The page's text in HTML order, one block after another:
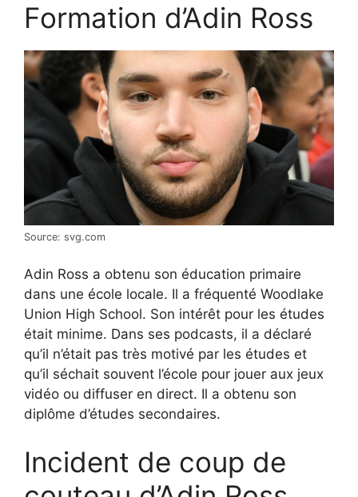
Formation d’Adin Ross
Source: svg.com
Adin Ross a obtenu son éducation primaire
dans une école locale. Il a fréquenté Woodlake
Union High School. Son intérêt pour les études
était minime. Dans ses podcasts, il a déclaré
qu’il n’était pas très motivé par les études et
qu’il séchait souvent l’école pour jouer aux jeux
vidéo ou diffuser en direct. Il a obtenu son
diplôme d’études secondaires.
Incident de coup de